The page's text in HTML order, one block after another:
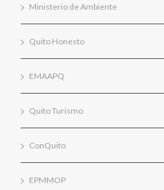
Ministerio de Ambiente
Quito Honesto
EMAAPQ
Quito Turismo
ConQuito
EPMMOP